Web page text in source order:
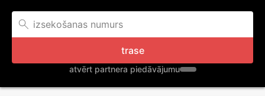
trase
atvērt partnera piedāvājumu